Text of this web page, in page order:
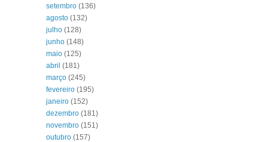
setembro (136)
agosto (132)
julho (128)
junho (148)
maio (125)
abril (181)
março (245)
fevereiro (195)
janeiro (152)
dezembro (181)
novembro (151)
outubro (157)